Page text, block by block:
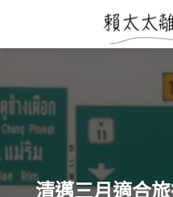
清邁三月適合